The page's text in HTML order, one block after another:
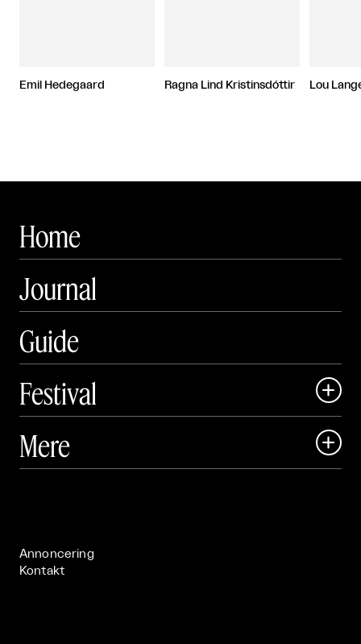
Emil Hedegaard Ragna Lind Kristinsdóttir Lou
Home
Journal
Guide
Festival

 Art Matter Festival
Mere 
Annoncering
Kontakt